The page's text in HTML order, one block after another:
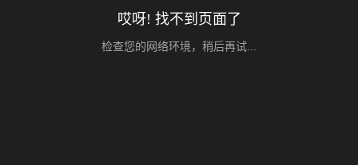
哎呀! 找不到页面了
检查您的网络环境，稍后再试...